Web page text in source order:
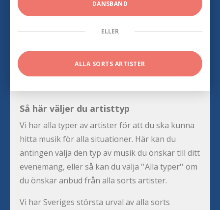
DANSBAND
ELLER
ALLA SORTS ARTISTER
Så här väljer du artisttyp
Vi har alla typer av artister för att du ska kunna
hitta musik för alla situationer. Här kan du
antingen välja den typ av musik du önskar till ditt
evenemang, eller så kan du välja ''Alla typer'' om
du önskar anbud från alla sorts artister.
Vi har Sveriges största urval av alla sorts